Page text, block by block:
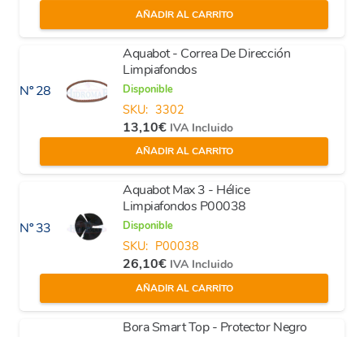
AÑADIR AL CARRITO
Nº 28
Aquabot - Correa De Dirección
Limpiafondos
Disponible
SKU: 3302
13,10€ IVA Incluido
AÑADIR AL CARRITO
Nº 33
Aquabot Max 3 - Hélice
Limpiafondos P00038
Disponible
SKU: P00038
26,10€ IVA Incluido
AÑADIR AL CARRITO
Bora Smart Top - Protector Negro